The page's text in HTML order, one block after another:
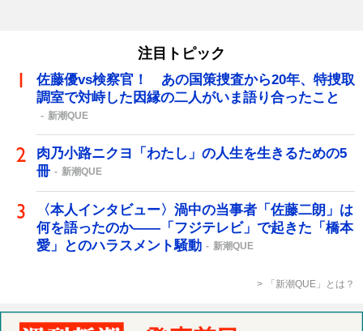
注目トピック
佐藤優vs検察官！ あの国策捜査から20年、特捜取
調室で対峙した因縁の二人がいま語り合ったこと
新潮QUE
肉乃小路ニクヨ「わたし」の人生を生きるための5
冊
新潮QUE
〈本人インタビュー〉渦中の当事者「佐藤二朗」は
何を語ったのか――「フジテレビ」で起きた「橋本
愛」とのハラスメント騒動
新潮QUE
「新潮QUE」とは？